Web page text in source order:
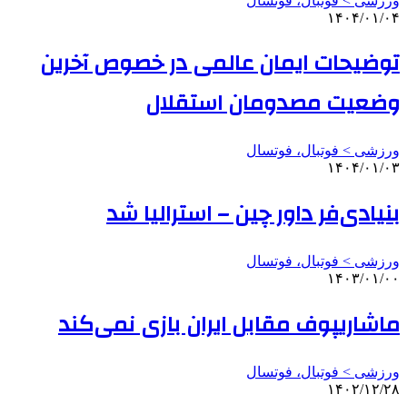
۱۴۰۴/۰۱/۰۴
توضیحات ایمان عالمی در خصوص آخرین
وضعیت مصدومان استقلال
ورزشی > فوتبال، فوتسال
۱۴۰۴/۰۱/۰۳
بنیادی‌فر داور چین – استرالیا شد
ورزشی > فوتبال، فوتسال
۱۴۰۳/۰۱/۰۰
ماشاریپوف مقابل ایران بازی نمی‌کند
ورزشی > فوتبال، فوتسال
۱۴۰۲/۱۲/۲۸